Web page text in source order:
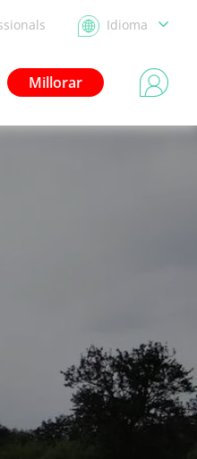
Idioma
Millorar